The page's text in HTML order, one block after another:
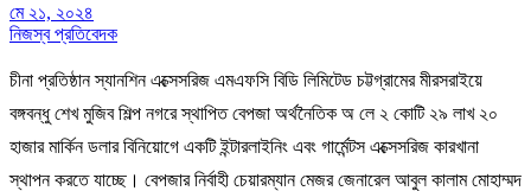
মে ২১, ২০২৪
নিজস্ব প্রতিবেদক
চীনা প্রতিষ্ঠান স্যানশিন এক্সেসরিজ এমএফসি বিডি লিমিটেড চট্টগ্রামের মীরসরাইয়ে
বঙ্গবন্ধু শেখ মুজিব শিল্প নগরে স্থাপিত বেপজা অর্থনৈতিক অ লে ২ কোটি ২৯ লাখ ২০
হাজার মার্কিন ডলার বিনিয়োগে একটি ইন্টারলাইনিং এবং গার্মেন্টস এক্সেসরিজ কারখানা
স্থাপন করতে যাচ্ছে। বেপজার নির্বাহী চেয়ারম্যান মেজর জেনারেল আবুল কালাম মোহাম্মদ